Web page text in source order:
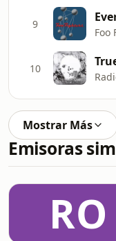
9
Foo
10
Mostrar Más
Emisoras
RO